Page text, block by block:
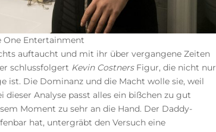
One Entertainment
auftaucht und mit ihr über vergangene Zeiten
schlussfolgert Kevin CostnersFigur, die nicht nur
ist. Die Dominanz und die Macht wolle sie, weil
Analyse passt alles ein bißchen zu gut
Moment zu sehr an die Hand. Der Daddy-
hat, untergräbt den Versuch eine